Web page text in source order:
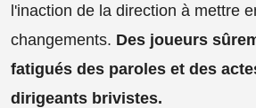
l'inaction de la direction à mettre
changements. Des joueurs
fatigués des paroles et des
dirigeants brivistes.